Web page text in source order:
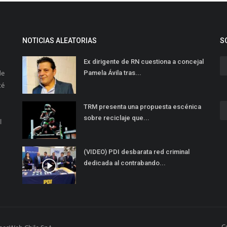
NOTICIAS ALEATORIAS
Ex dirigente de RN cuestiona a concejal
Pamela Ávila tras...
TRM presenta una propuesta escénica
sobre reciclaje que...
(VIDEO) PDI desbarata red criminal
dedicada al contrabando...